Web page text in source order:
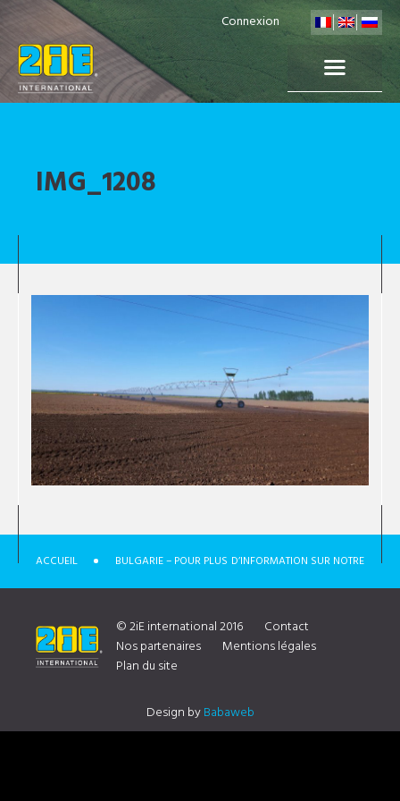
Connexion
IMG_1208
ACCUEIL BULGARIE – POUR PLUS D’INFORMATION SUR NOTRE
© 2iE international 2016
Contact
Nos partenaires
Mentions légales
Plan du site
Design byBabaweb